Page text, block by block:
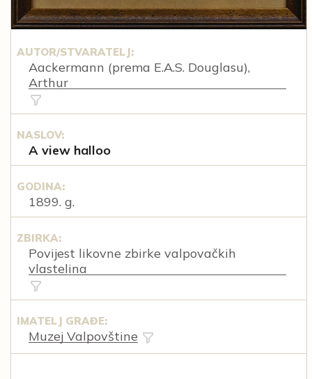
AUTOR/STVARATELJ:
Aackermann (prema E.A.S. Douglasu),
Arthur
NASLOV:
A view halloo
GODINA:
1899. g.
ZBIRKA:
Povijest likovne zbirke valpovačkih
vlastelina
IMATELJ GRAĐE:
Muzej Valpovštine